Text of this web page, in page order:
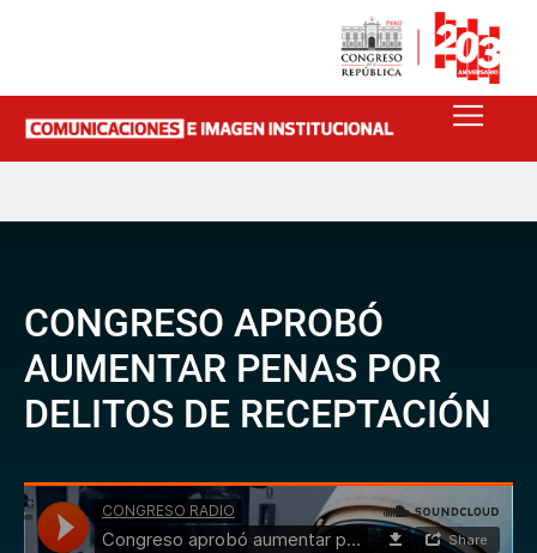
CONGRESO APROBÓ
AUMENTAR PENAS POR
DELITOS DE RECEPTACIÓN